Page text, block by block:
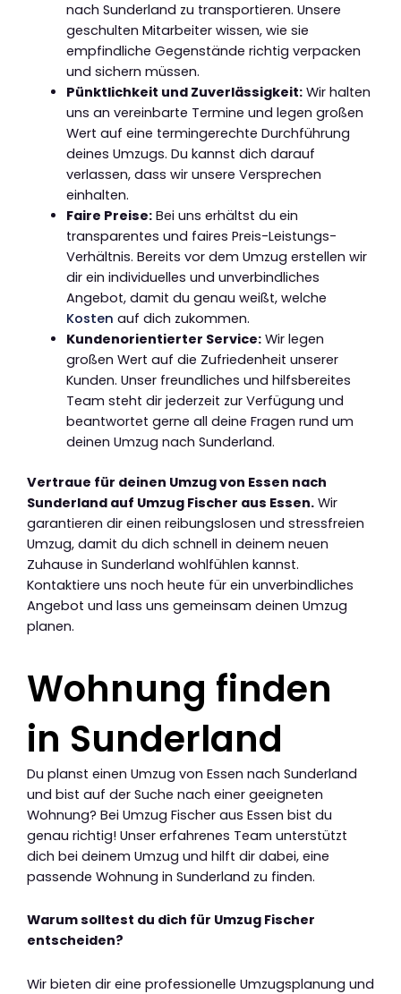
nach Sunderland zu transportieren. Unsere
geschulten Mitarbeiter wissen, wie sie
empfindliche Gegenstände richtig verpacken
und sichern müssen.
Pünktlichkeit und Zuverlässigkeit:Wir halten
uns an vereinbarte Termine und legen großen
Wert auf eine termingerechte Durchführung
deines Umzugs. Du kannst dich darauf
verlassen, dass wir unsere Versprechen
einhalten.
Faire Preise:Bei uns erhältst du ein
transparentes und faires Preis-Leistungs-
Verhältnis. Bereits vor dem Umzug erstellen wir
dir ein individuelles und unverbindliches
Angebot, damit du genau weißt, welche
Kosten auf dich zukommen.
Kundenorientierter Service:Wir legen
großen Wert auf die Zufriedenheit unserer
Kunden. Unser freundliches und hilfsbereites
Team steht dir jederzeit zur Verfügung und
beantwortet gerne all deine Fragen rund um
deinen Umzug nach Sunderland.
Vertraue für deinen Umzug von Essen nach
Sunderland auf Umzug Fischer aus Essen. Wir
garantieren dir einen reibungslosen und stressfreien
Umzug, damit du dich schnell in deinem neuen
Zuhause in Sunderland wohlfühlen kannst.
Kontaktiere uns noch heute für ein unverbindliches
Angebot und lass uns gemeinsam deinen Umzug
planen.
Wohnung finden
in Sunderland
Du planst einen Umzug von Essen nach Sunderland
und bist auf der Suche nach einer geeigneten
Wohnung? Bei Umzug Fischer aus Essen bist du
genau richtig! Unser erfahrenes Team unterstützt
dich bei deinem Umzug und hilft dir dabei, eine
passende Wohnung in Sunderland zu finden.
Warum solltest du dich für Umzug Fischer
entscheiden?
Wir bieten dir eine professionelle Umzugsplanung und